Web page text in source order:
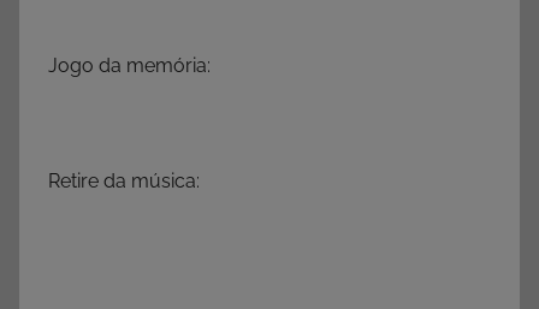
Jogo da memória:
Retire da música: